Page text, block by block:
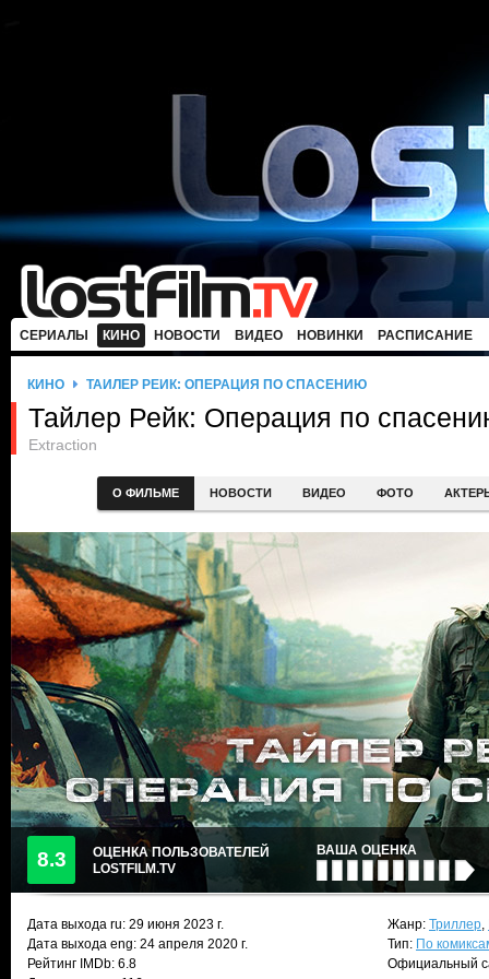
СЕРИАЛЫ КИНО НОВОСТИ ВИДЕО НОВИНКИ РАСПИСАНИЕ
КИНО ТАЙЛЕР РЕЙК: ОПЕРАЦИЯ ПО СПАСЕНИЮ
Тайлер Рейк: Операция по
Extraction
О ФИЛЬМЕ НОВОСТИ ВИДЕО ФОТО
8.3
ОЦЕНКА ПОЛЬЗОВАТЕЛЕЙ
LOSTFILM.TV
ВАША ОЦЕНКА
Дата выхода ru: 29 июня 2023 г.
Дата выхода eng: 24 апреля 2020 г.
Рейтинг IMDb: 6.8
Жанр: Триллер,
Тип: По
Официальный